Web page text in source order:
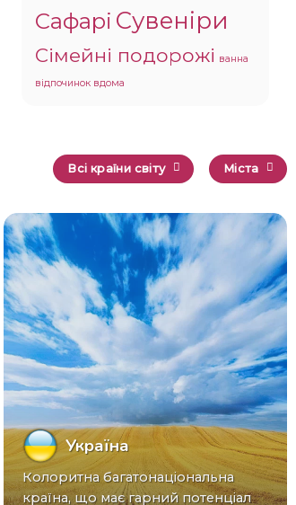
Сафарі Сувеніри
Сімейні подорожі ванна
відпочинок вдома
Всі країни світу Міста
Україна
Колоритна багатонаціональна
країна, що має гарний потенціал